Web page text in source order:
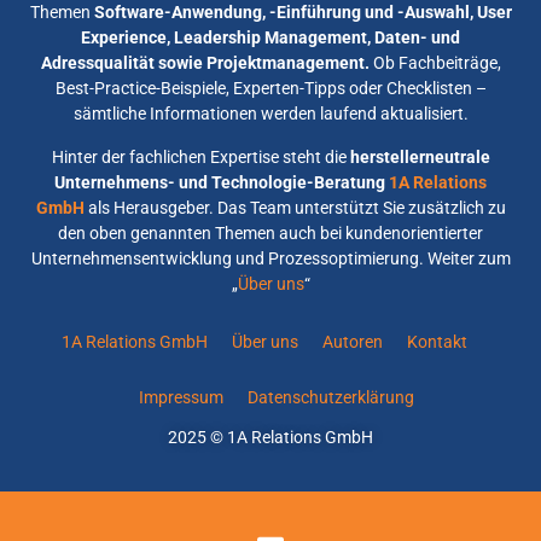
Themen Software-Anwendung, -Einführung und -Auswahl, User
Experience, Leadership Management, Daten- und
Adressqualität sowie Projektmanagement. Ob Fachbeiträge,
Best-Practice-Beispiele, Experten-Tipps oder Checklisten –
sämtliche Informationen werden laufend aktualisiert.
Hinter der fachlichen Expertise steht die herstellerneutrale
Unternehmens- und Technologie-Beratung 1A Relations
GmbH als Herausgeber. Das Team unterstützt Sie zusätzlich zu
den oben genannten Themen auch bei kundenorientierter
Unternehmensentwicklung und Prozessoptimierung. Weiter zum
„Über uns“
1A Relations GmbH Über uns Autoren Kontakt
Impressum Datenschutzerklärung
2025 © 1A Relations GmbH